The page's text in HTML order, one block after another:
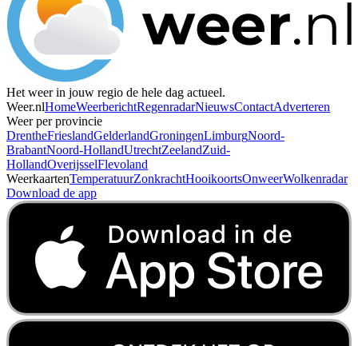
Het weer in jouw regio de hele dag actueel.
Weer.nlHomeWeerberichtRegenradarNieuwsContactAdverteren
Weer per provincie
DrentheFrieslandGelderlandGroningenLimburgNoord-
BrabantNoord-HollandUtrechtZeelandZuid-
HollandOverijsselFlevoland
WeerkaartenTemperatuurZonkrachtHooikoortsOnweerWolkenradar
Download de app